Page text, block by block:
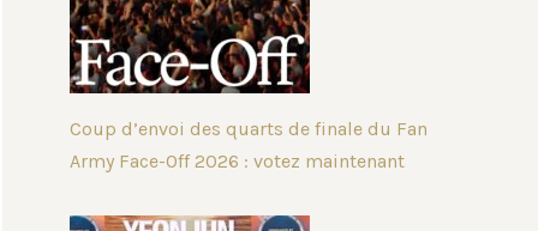
Coup d’envoi des quarts de finale du Fan
Army Face-Off 2026 : votez maintenant